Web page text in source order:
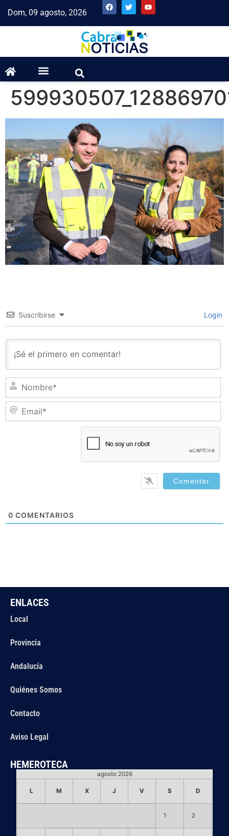
Dom, 09 agosto, 2026
Suscribirse Login
0 COMENTARIOS
ENLACES
Local
Provincia
Andalucía
Quiénes Somos
Contacto
Aviso Legal
HEMEROTECA
agosto 2026
L M X J V S D
1 2